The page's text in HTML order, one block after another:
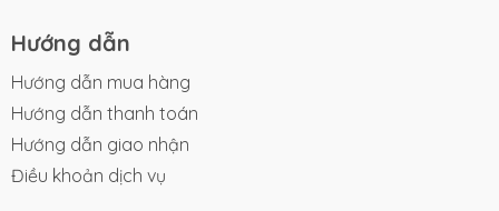
Đừng Để Thời Tiết Làm Trở Ngại Cho Hành Trình Của
Bạn - Chọn Áo Mưa Xe Điện Smile
Địa chỉ các cửa hàng:
CN1 : 285A Hậu Giang, P.9, Q.6, TP.HCM
CN2: 188 Lạc Long Quân, P.3, Q.11, TP.HCM
Hướng dẫn
Hướng dẫn mua hàng
Hướng dẫn thanh toán
Hướng dẫn giao nhận
Điều khoản dịch vụ